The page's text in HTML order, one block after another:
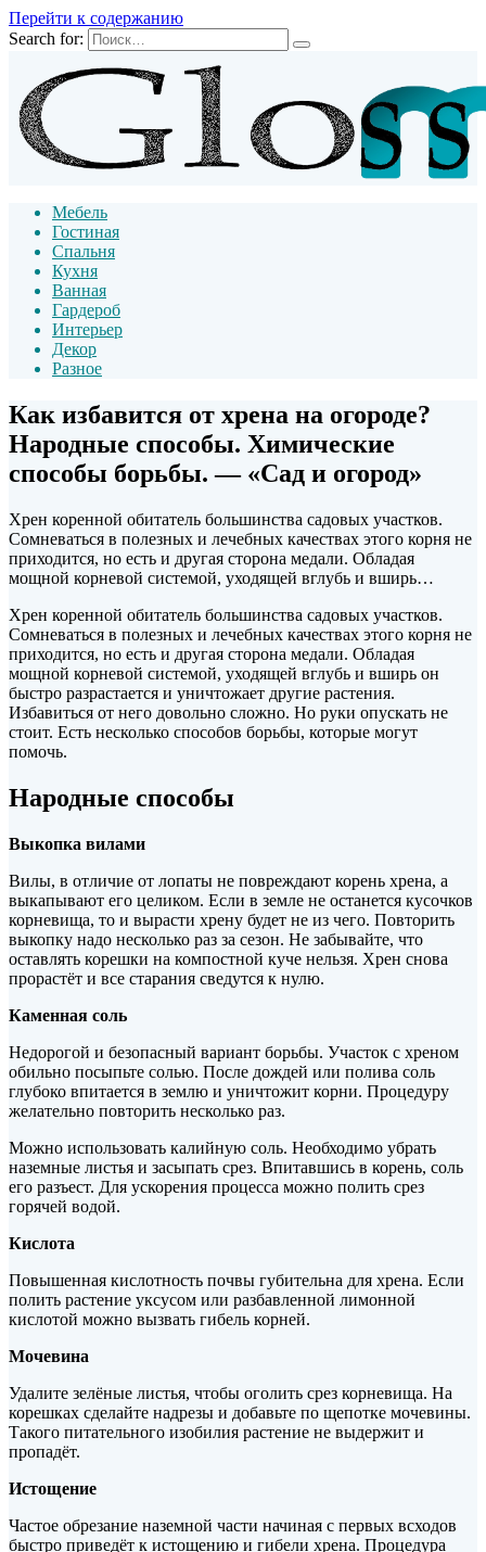
Перейти к содержанию
Search for:
Мебель
Гостиная
Спальня
Кухня
Ванная
Гардероб
Интерьер
Декор
Разное
Как избавится от хрена на огороде?
Народные способы. Химические
способы борьбы. — «Сад и огород»
Хрен коренной обитатель большинства садовых участков.
Сомневаться в полезных и лечебных качествах этого корня не
приходится, но есть и другая сторона медали. Обладая
мощной корневой системой, уходящей вглубь и вширь…
Хрен коренной обитатель большинства садовых участков.
Сомневаться в полезных и лечебных качествах этого корня не
приходится, но есть и другая сторона медали. Обладая
мощной корневой системой, уходящей вглубь и вширь он
быстро разрастается и уничтожает другие растения.
Избавиться от него довольно сложно. Но руки опускать не
стоит. Есть несколько способов борьбы, которые могут
помочь.
Народные способы
Выкопка вилами
Вилы, в отличие от лопаты не повреждают корень хрена, а
выкапывают его целиком. Если в земле не останется кусочков
корневища, то и вырасти хрену будет не из чего. Повторить
выкопку надо несколько раз за сезон. Не забывайте, что
оставлять корешки на компостной куче нельзя. Хрен снова
прорастёт и все старания сведутся к нулю.
Каменная соль
Недорогой и безопасный вариант борьбы. Участок с хреном
обильно посыпьте солью. После дождей или полива соль
глубоко впитается в землю и уничтожит корни. Процедуру
желательно повторить несколько раз.
Можно использовать калийную соль. Необходимо убрать
наземные листья и засыпать срез. Впитавшись в корень, соль
его разъест. Для ускорения процесса можно полить срез
горячей водой.
Кислота
Повышенная кислотность почвы губительна для хрена. Если
полить растение уксусом или разбавленной лимонной
кислотой можно вызвать гибель корней.
Мочевина
Удалите зелёные листья, чтобы оголить срез корневища. На
корешках сделайте надрезы и добавьте по щепотке мочевины.
Такого питательного изобилия растение не выдержит и
пропадёт.
Истощение
Частое обрезание наземной части начиная с первых всходов
быстро приведёт к истощению и гибели хрена. Процедура